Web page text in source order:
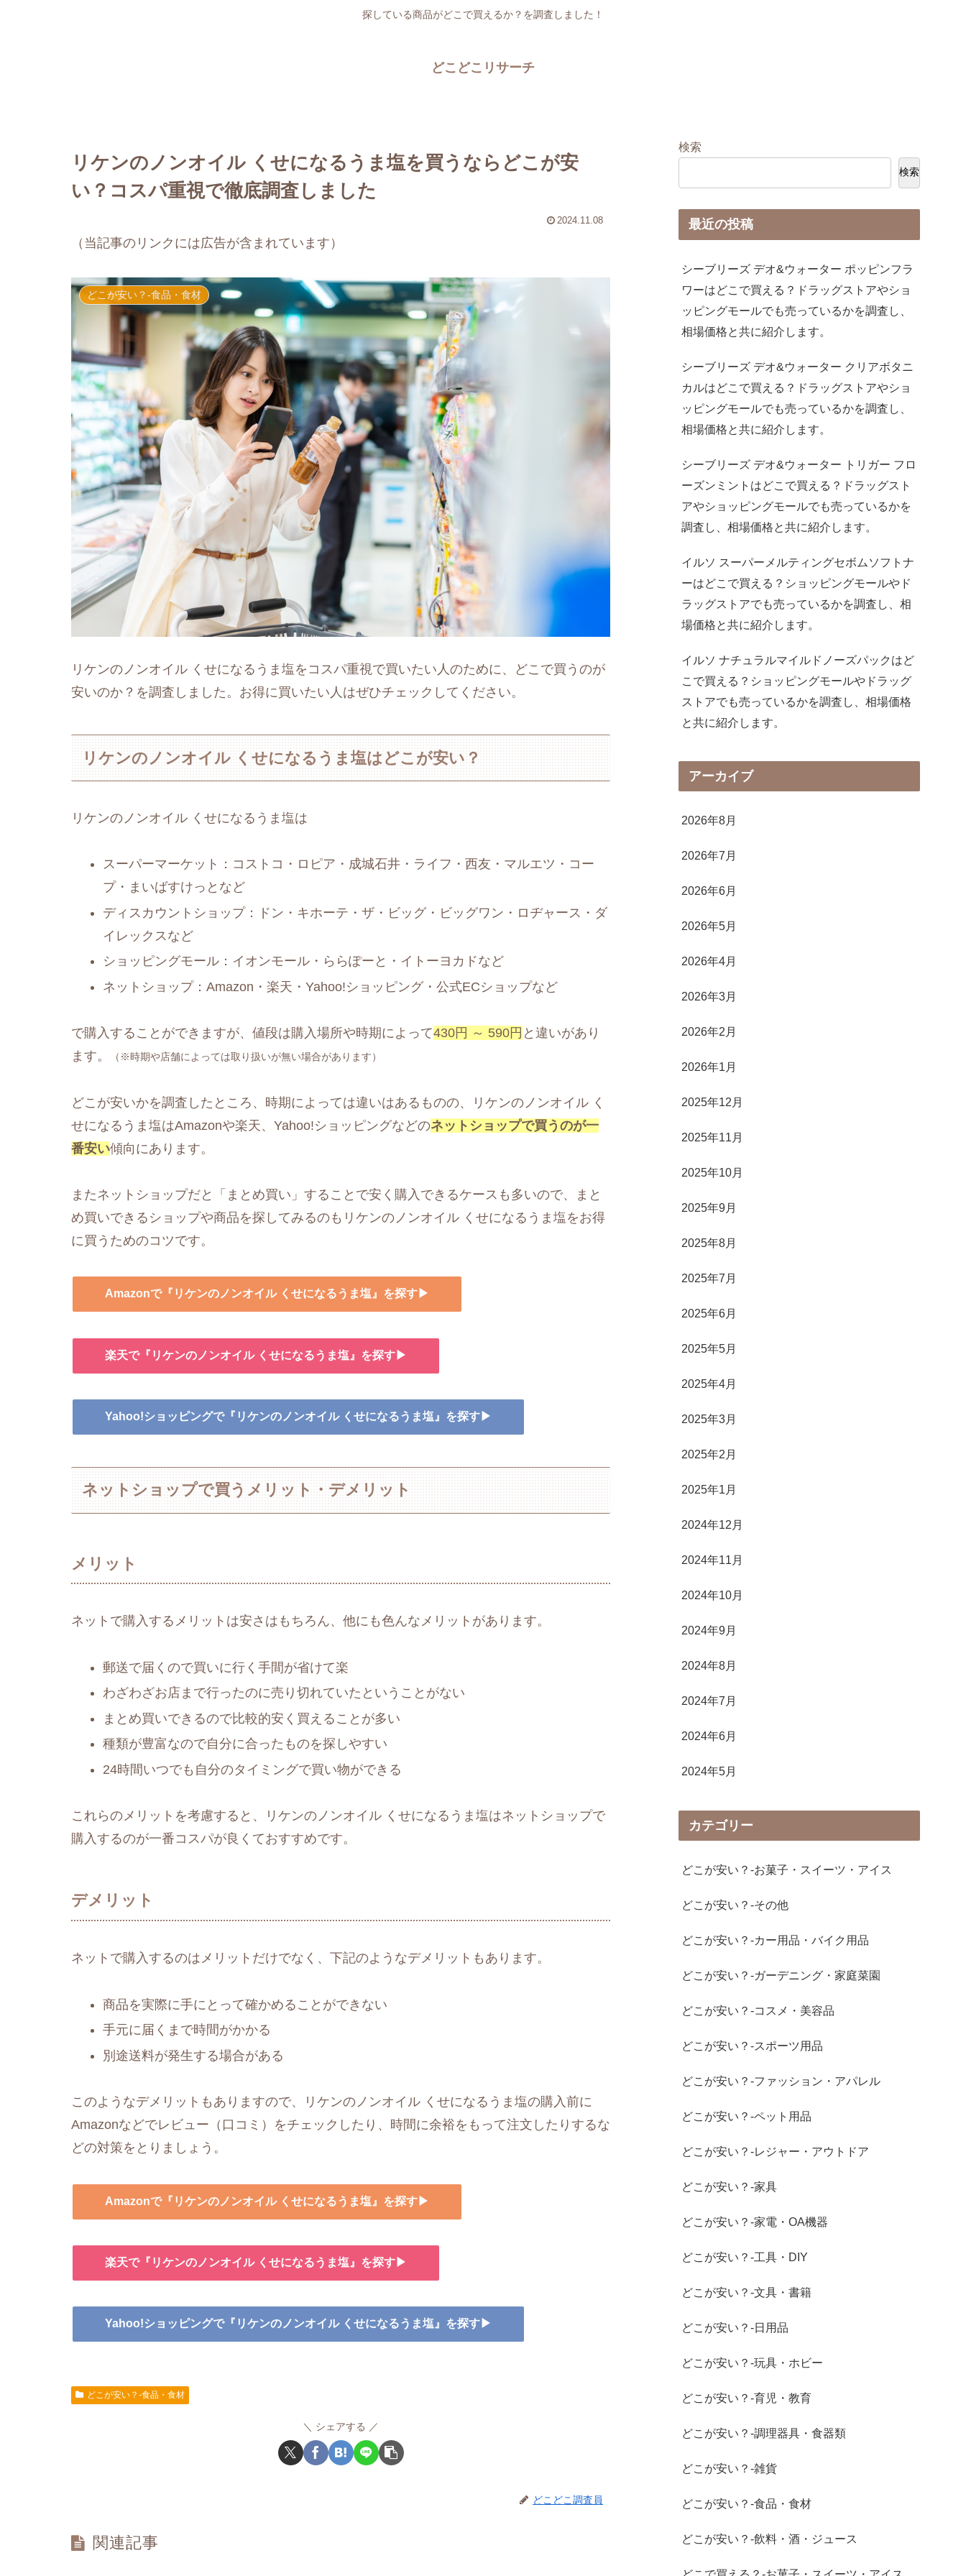
探している商品がどこで買えるか？を調査しました！
どこどこリサーチ
リケンのノンオイル くせになるうま塩を買うならどこが安
い？コスパ重視で徹底調査しました
2024.11.08
（当記事のリンクには広告が含まれています）
どこが安い？-食品・食材
リケンのノンオイル くせになるうま塩をコスパ重視で買いたい人のために、どこで買うのが
安いのか？を調査しました。お得に買いたい人はぜひチェックしてください。
リケンのノンオイル くせになるうま塩はどこが安い？
リケンのノンオイル くせになるうま塩は
スーパーマーケット：コストコ・ロピア・成城石井・ライフ・西友・マルエツ・コー
プ・まいばすけっとなど
ディスカウントショップ：ドン・キホーテ・ザ・ビッグ・ビッグワン・ロヂャース・ダ
イレックスなど
ショッピングモール：イオンモール・ららぽーと・イトーヨカドなど
ネットショップ：Amazon・楽天・Yahoo!ショッピング・公式ECショップなど
で購入することができますが、値段は購入場所や時期によって430円 ～ 590円 と違いがあり
ます。
（※時期や店舗によっては取り扱いが無い場合があります）
どこが安いかを調査したところ、時期によっては違いはあるものの、リケンのノンオイル く
せになるうま塩はAmazonや楽天、Yahoo!ショッピングなどのネットショップで買うのが一
番安い傾向にあります。
またネットショップだと「まとめ買い」することで安く購入できるケースも多いので、まと
め買いできるショップや商品を探してみるのもリケンのノンオイル くせになるうま塩をお得
に買うためのコツです。
Amazonで『リケンのノンオイル くせになるうま塩』を探す▶
楽天で『リケンのノンオイル くせになるうま塩』を探す▶
Yahoo!ショッピングで『リケンのノンオイル くせになるうま塩』を探す▶
ネットショップで買うメリット・デメリット
メリット
ネットで購入するメリットは安さはもちろん、他にも色んなメリットがあります。
郵送で届くので買いに行く手間が省けて楽
わざわざお店まで行ったのに売り切れていたということがない
まとめ買いできるので比較的安く買えることが多い
種類が豊富なので自分に合ったものを探しやすい
24時間いつでも自分のタイミングで買い物ができる
これらのメリットを考慮すると、リケンのノンオイル くせになるうま塩はネットショップで
購入するのが一番コスパが良くておすすめです。
デメリット
ネットで購入するのはメリットだけでなく、下記のようなデメリットもあります。
商品を実際に手にとって確かめることができない
手元に届くまで時間がかかる
別途送料が発生する場合がある
このようなデメリットもありますので、リケンのノンオイル くせになるうま塩の購入前に
Amazonなどでレビュー（口コミ）をチェックしたり、時間に余裕をもって注文したりするな
どの対策をとりましょう。
Amazonで『リケンのノンオイル くせになるうま塩』を探す▶
楽天で『リケンのノンオイル くせになるうま塩』を探す▶
Yahoo!ショッピングで『リケンのノンオイル くせになるうま塩』を探す▶
どこが安い？-食品・食材
シェアする
どこどこ調査員
関連記事
検索
検索
最近の投稿
シーブリーズ デオ&ウォーター ポッピンフラ
ワーはどこで買える？ドラッグストアやショ
ッピングモールでも売っているかを調査し、
相場価格と共に紹介します。
シーブリーズ デオ&ウォーター クリアボタニ
カルはどこで買える？ドラッグストアやショ
ッピングモールでも売っているかを調査し、
相場価格と共に紹介します。
シーブリーズ デオ&ウォーター トリガー フロ
ーズンミントはどこで買える？ドラッグスト
アやショッピングモールでも売っているかを
調査し、相場価格と共に紹介します。
イルソ スーパーメルティングセボムソフトナ
ーはどこで買える？ショッピングモールやド
ラッグストアでも売っているかを調査し、相
場価格と共に紹介します。
イルソ ナチュラルマイルドノーズパックはど
こで買える？ショッピングモールやドラッグ
ストアでも売っているかを調査し、相場価格
と共に紹介します。
アーカイブ
2026年8月
2026年7月
2026年6月
2026年5月
2026年4月
2026年3月
2026年2月
2026年1月
2025年12月
2025年11月
2025年10月
2025年9月
2025年8月
2025年7月
2025年6月
2025年5月
2025年4月
2025年3月
2025年2月
2025年1月
2024年12月
2024年11月
2024年10月
2024年9月
2024年8月
2024年7月
2024年6月
2024年5月
カテゴリー
どこが安い？-お菓子・スイーツ・アイス
どこが安い？-その他
どこが安い？-カー用品・バイク用品
どこが安い？-ガーデニング・家庭菜園
どこが安い？-コスメ・美容品
どこが安い？-スポーツ用品
どこが安い？-ファッション・アパレル
どこが安い？-ペット用品
どこが安い？-レジャー・アウトドア
どこが安い？-家具
どこが安い？-家電・OA機器
どこが安い？-工具・DIY
どこが安い？-文具・書籍
どこが安い？-日用品
どこが安い？-玩具・ホビー
どこが安い？-育児・教育
どこが安い？-調理器具・食器類
どこが安い？-雑貨
どこが安い？-食品・食材
どこが安い？-飲料・酒・ジュース